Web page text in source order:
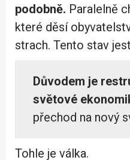
podobně. Paralelně
které děsí
strach. Tento stav
Důvodem je
světové
přechod na nový
Tohle je válka.